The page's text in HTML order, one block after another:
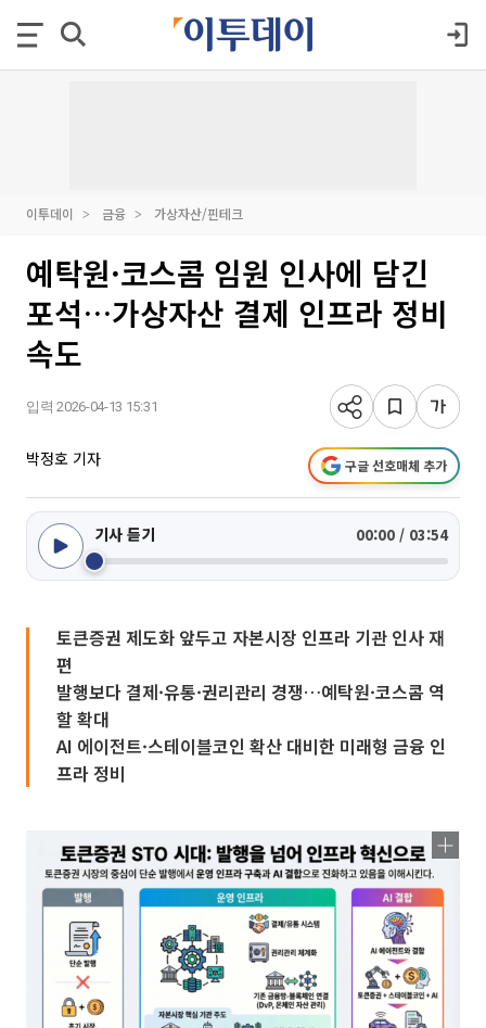
이투데이 금융 가상자산/핀테크
예탁원·코스콤 임원 인사에 담긴
포석…가상자산 결제 인프라 정비
속도
입력 2026-04-13 15:31
박정호 기자 구글 선호매체 추가
기사 듣기 00:00 / 03:54
토큰증권 제도화 앞두고 자본시장 인프라 기관 인사 재
편
발행보다 결제·유통·권리관리 경쟁…예탁원·코스콤 역
할 확대
AI 에이전트·스테이블코인 확산 대비한 미래형 금융 인
프라 정비